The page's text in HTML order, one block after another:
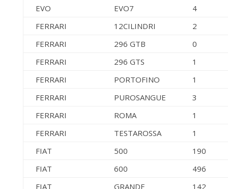
EVO
EVO7
4
FERRARI
12CILINDRI
2
FERRARI
296 GTB
0
FERRARI
296 GTS
1
FERRARI
PORTOFINO
1
FERRARI
PUROSANGUE
3
FERRARI
ROMA
1
FERRARI
TESTAROSSA
1
FIAT
500
190
FIAT
600
496
FIAT
GRANDE 142